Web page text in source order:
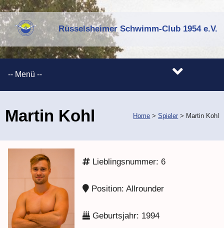
Rüsselsheimer Schwimm-Club 1954 e.V.
Martin Kohl Home >Spieler > Martin Kohl
Lieblingsnummer: 6
Position: Allrounder
Geburtsjahr: 1994